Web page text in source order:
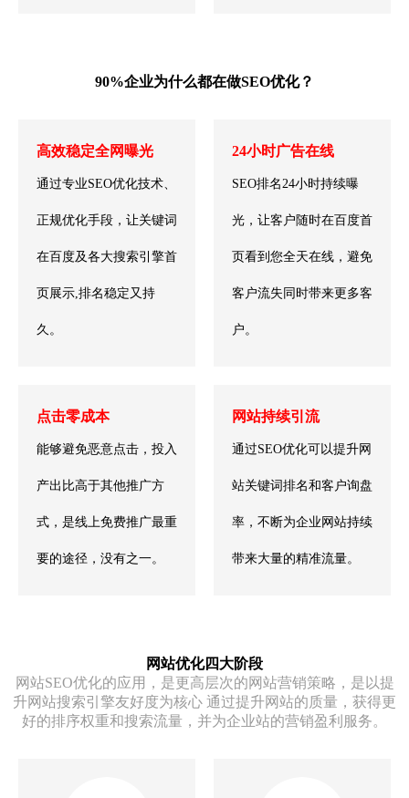
90%企业为什么都在做SEO优化？
高效稳定全网曝光
通过专业SEO优化技术、
正规优化手段，让关键词
在百度及各大搜索引擎首
页展示,排名稳定又持
久。
24小时广告在线
SEO排名24小时持续曝
光，让客户随时在百度首
页看到您全天在线，避免
客户流失同时带来更多客
户。
点击零成本
能够避免恶意点击，投入
产出比高于其他推广方
式，是线上免费推广最重
要的途径，没有之一。
网站持续引流
通过SEO优化可以提升网
站关键词排名和客户询盘
率，不断为企业网站持续
带来大量的精准流量。
网站优化四大阶段
网站SEO优化的应用，是更高层次的网站营销策略，是以提
升网站搜索引擎友好度为核心 通过提升网站的质量，获得更
好的排序权重和搜索流量，并为企业站的营销盈利服务。